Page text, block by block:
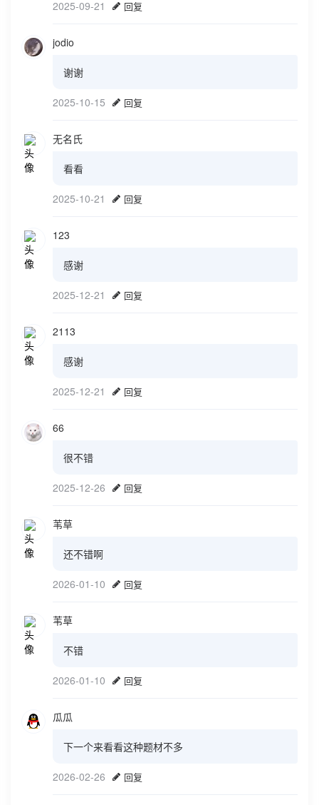
2025-09-21 回复
jodio
谢谢
2025-10-15 回复
无名氏
看看
2025-10-21 回复
123
感谢
2025-12-21 回复
2113
感谢
2025-12-21 回复
66
很不错
2025-12-26 回复
苇草
还不错啊
2026-01-10 回复
苇草
不错
2026-01-10 回复
瓜瓜
下一个来看看这种题材不多
2026-02-26 回复